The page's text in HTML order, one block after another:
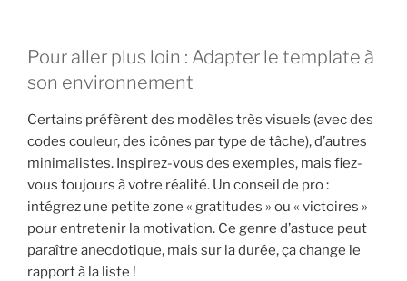
Pour aller plus loin : Adapter le template à
son environnement
Certains préfèrent des modèles très visuels (avec des
codes couleur, des icônes par type de tâche), d’autres
minimalistes. Inspirez-vous des exemples, mais fiez-
vous toujours à votre réalité. Un conseil de pro :
intégrez une petite zone « gratitudes » ou « victoires »
pour entretenir la motivation. Ce genre d’astuce peut
paraître anecdotique, mais sur la durée, ça change le
rapport à la liste !